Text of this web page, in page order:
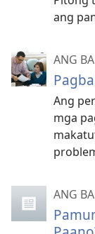
ang
ANG
Ang
mga
ANG